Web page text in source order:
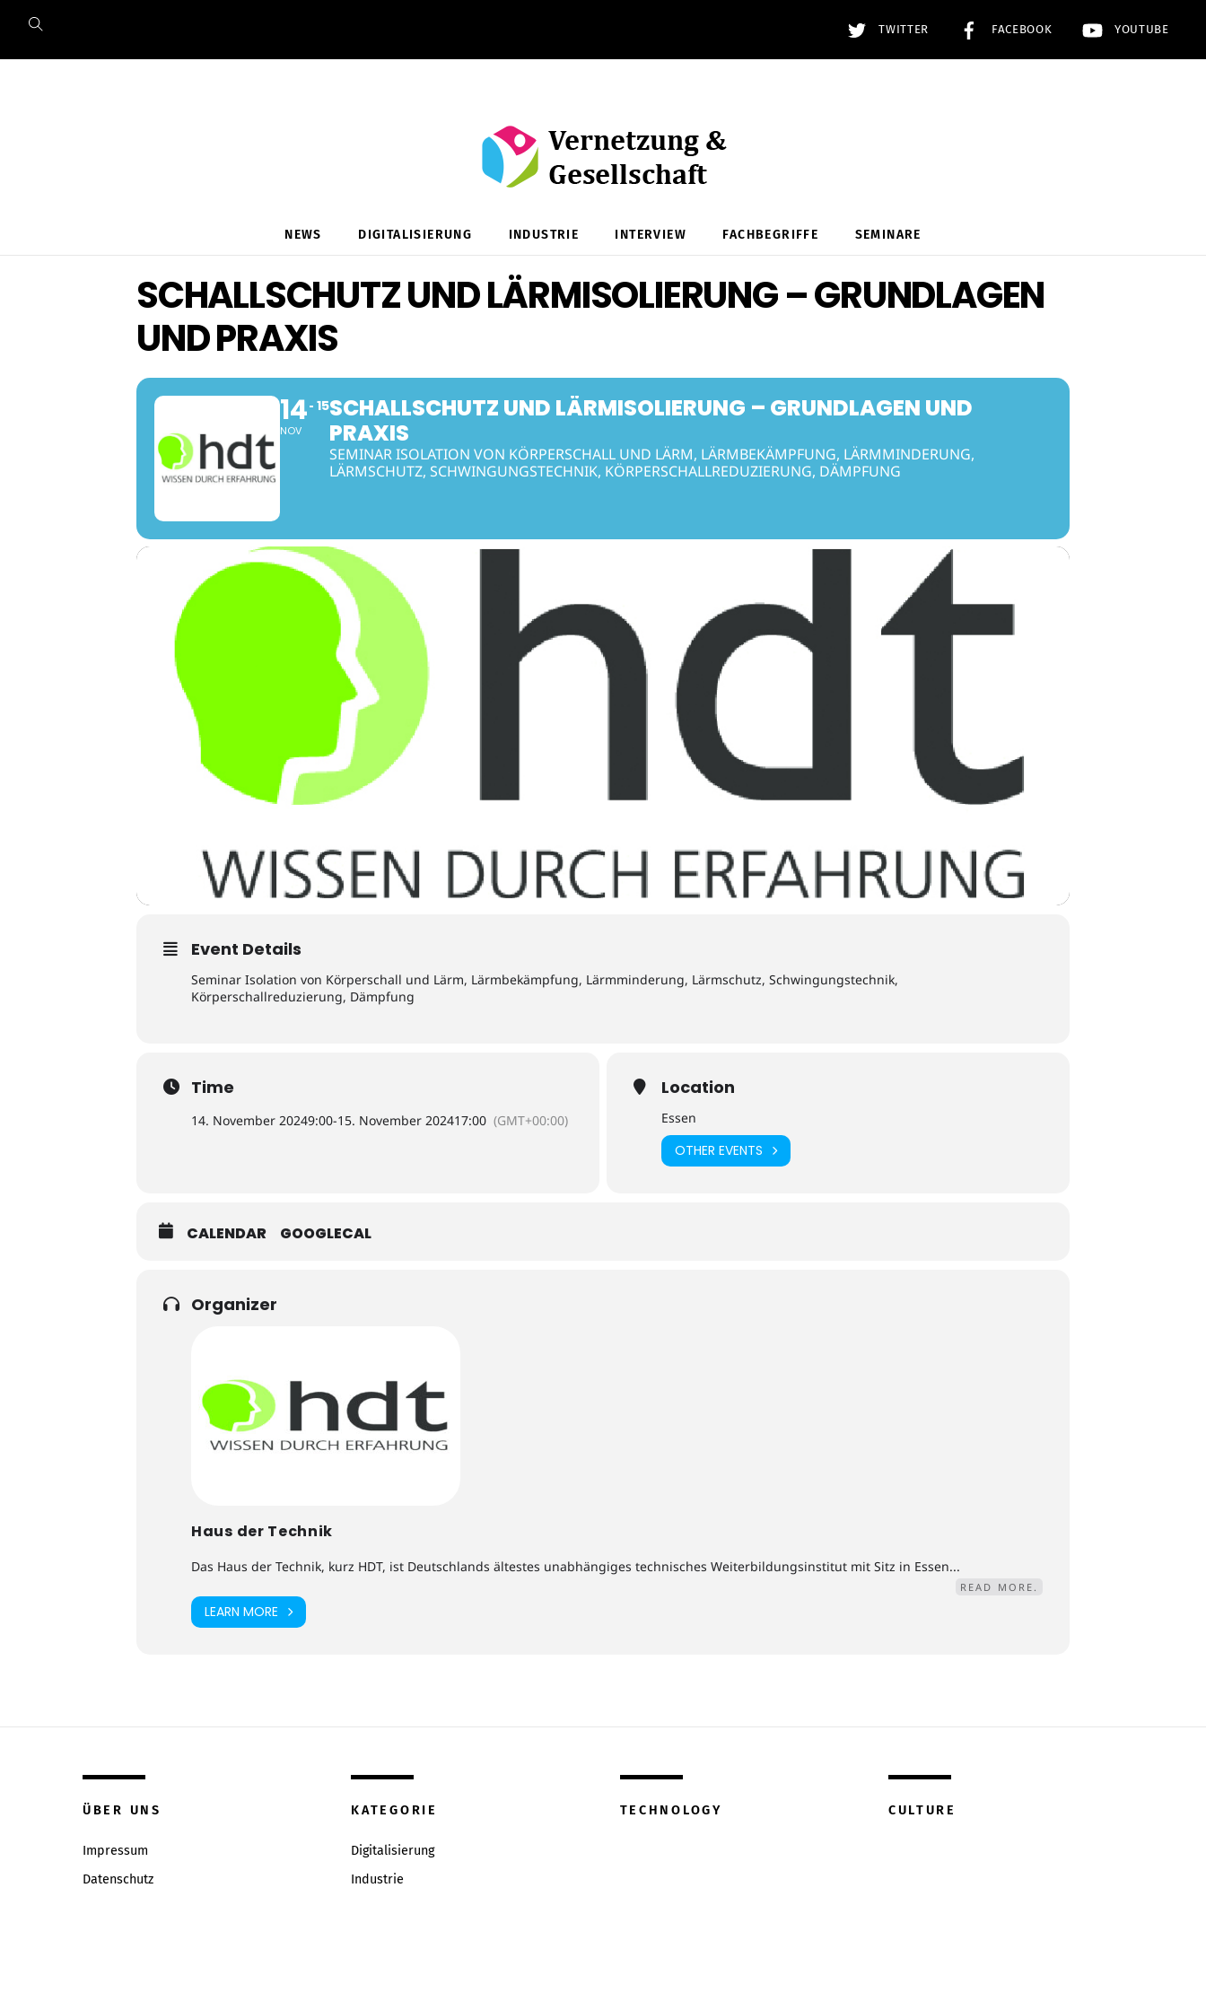
content
TWITTER FACEBOOK YOUTUBE
NEWS DIGITALISIERUNG INDUSTRIE INTERVIEW FACHBEGRIFFE SEMINARE
SCHALLSCHUTZ UND LÄRMISOLIERUNG – GRUNDLAGEN
UND PRAXIS
14
NOV
15SCHALLSCHUTZ UND LÄRMISOLIERUNG – GRUNDLAGEN UND
PRAXIS
SEMINAR ISOLATION VON KÖRPERSCHALL UND LÄRM, LÄRMBEKÄMPFUNG, LÄRMMINDERUNG,
LÄRMSCHUTZ, SCHWINGUNGSTECHNIK, KÖRPERSCHALLREDUZIERUNG, DÄMPFUNG
Event Details
Seminar Isolation von Körperschall und Lärm, Lärmbekämpfung, Lärmminderung, Lärmschutz, Schwingungstechnik,
Körperschallreduzierung, Dämpfung
Time
14. November 20249:00-15. November 202417:00 (GMT+00:00)
Location
Essen
OTHER EVENTS
CALENDAR GOOGLECAL
Organizer
Haus der Technik
Das Haus der Technik, kurz HDT, ist Deutschlands ältestes unabhängiges technisches Weiterbildungsinstitut mit Sitz in Essen...
READ MORE.
LEARN MORE
ÜBER UNS
Impressum
Datenschutz
KATEGORIE
Digitalisierung
Industrie
TECHNOLOGY CULTURE